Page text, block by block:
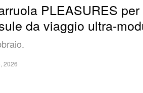
PLEASURES
da viaggio
2026